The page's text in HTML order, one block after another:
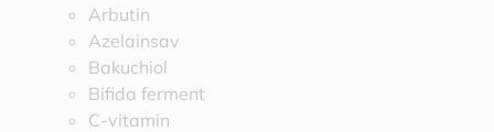
Arbutin
Azelainsav
Bakuchiol
Bifida ferment
C-vitamin